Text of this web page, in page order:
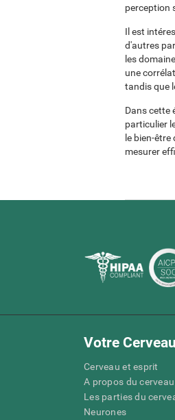
perception
Il est
d'autres
les
une
tandis que
Dans cette
particulier
le bien-
mesurer
Votre Cerveau
Cerveau et esprit
A propos du cerveau
Les parties du
Neurones